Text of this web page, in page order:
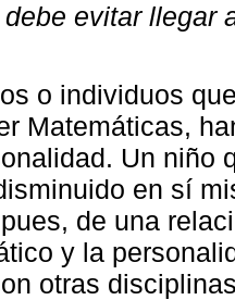
evitar llegar
o individuos
Matemáticas,
Un niño
en sí
de una
y la
otras